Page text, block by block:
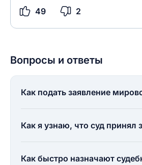
49 2
ОСТАВИТЬ
Вопросы и ответы
Как подать заявление
Как я узнаю, что суд принял
Как быстро назначают